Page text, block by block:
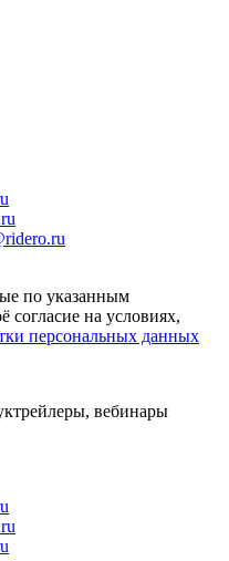
по указанным
согласие на условиях,
персональных данных
вебинары